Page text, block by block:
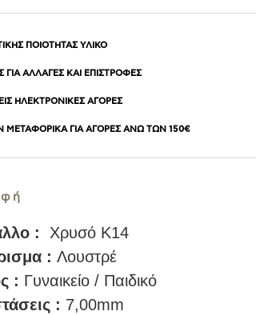
ΠΟΙΟΤΗΤΑΣ ΥΛΙΚΟ
ΓΙΑ ΑΛΛΑΓΕΣ ΚΑΙ ΕΠΙΣΤΡΟΦΕΣ
ΗΛΕΚΤΡΟΝΙΚΕΣ ΑΓΟΡΕΣ
ΜΕΤΑΦΟΡΙΚΑ ΓΙΑ ΑΓΟΡΕΣ ΑΝΩ ΤΩΝ 150€
: Χρυσό Κ14
: Λουστρέ
: Γυναικείο / Παιδικό
: 7,00mm